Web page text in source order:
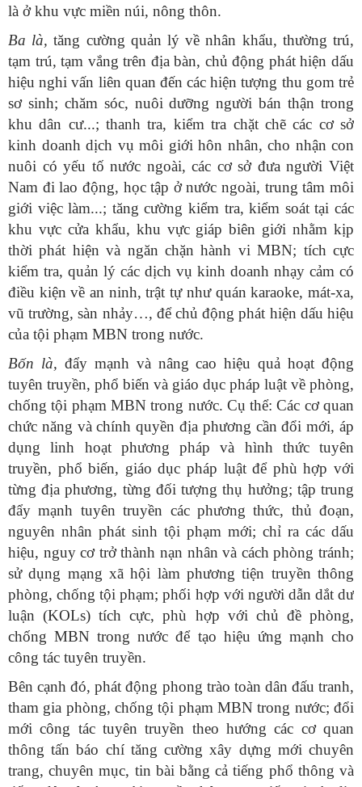
là ở khu vực miền núi, nông thôn.
Ba là, tăng cường quản lý về nhân khẩu, thường trú,
tạm trú, tạm vắng trên địa bàn, chủ động phát hiện dấu
hiệu nghi vấn liên quan đến các hiện tượng thu gom trẻ
sơ sinh; chăm sóc, nuôi dưỡng người bán thận trong
khu dân cư...; thanh tra, kiểm tra chặt chẽ các cơ sở
kinh doanh dịch vụ môi giới hôn nhân, cho nhận con
nuôi có yếu tố nước ngoài, các cơ sở đưa người Việt
Nam đi lao động, học tập ở nước ngoài, trung tâm môi
giới việc làm...; tăng cường kiểm tra, kiểm soát tại các
khu vực cửa khẩu, khu vực giáp biên giới nhằm kịp
thời phát hiện và ngăn chặn hành vi MBN; tích cực
kiểm tra, quản lý các dịch vụ kinh doanh nhạy cảm có
điều kiện về an ninh, trật tự như quán karaoke, mát-xa,
vũ trường, sàn nhảy…, để chủ động phát hiện dấu hiệu
của tội phạm MBN trong nước.
Bốn là, đẩy mạnh và nâng cao hiệu quả hoạt động
tuyên truyền, phổ biến và giáo dục pháp luật về phòng,
chống tội phạm MBN trong nước. Cụ thể: Các cơ quan
chức năng và chính quyền địa phương cần đổi mới, áp
dụng linh hoạt phương pháp và hình thức tuyên
truyền, phổ biến, giáo dục pháp luật để phù hợp với
từng địa phương, từng đối tượng thụ hưởng; tập trung
đẩy mạnh tuyên truyền các phương thức, thủ đoạn,
nguyên nhân phát sinh tội phạm mới; chỉ ra các dấu
hiệu, nguy cơ trở thành nạn nhân và cách phòng tránh;
sử dụng mạng xã hội làm phương tiện truyền thông
phòng, chống tội phạm; phối hợp với người dẫn dắt dư
luận (KOLs) tích cực, phù hợp với chủ đề phòng,
chống MBN trong nước để tạo hiệu ứng mạnh cho
công tác tuyên truyền.
Bên cạnh đó, phát động phong trào toàn dân đấu tranh,
tham gia phòng, chống tội phạm MBN trong nước; đổi
mới công tác tuyên truyền theo hướng các cơ quan
thông tấn báo chí tăng cường xây dựng mới chuyên
trang, chuyên mục, tin bài bằng cả tiếng phổ thông và